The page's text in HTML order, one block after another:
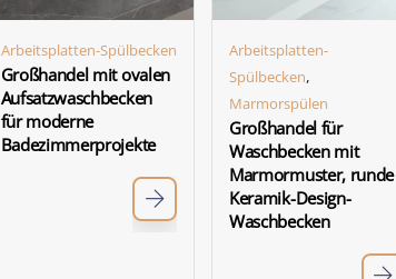
Arbeitsplatten-Spülbecken
Großhandel mit ovalen
Aufsatzwaschbecken
für moderne
Badezimmerprojekte
Arbeitsplatten-
Spülbecken,
Marmorspülen
Großhandel für
Waschbecken mit
Marmormuster, runde
Keramik-Design-
Waschbecken